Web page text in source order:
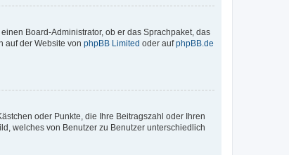
Board-Administrator, ob er das Sprachpaket, das
auf der Website von phpBB Limited oder aufphpBB.de
oder Punkte, die Ihre Beitragszahl oder Ihren
welches von Benutzer zu Benutzer unterschiedlich